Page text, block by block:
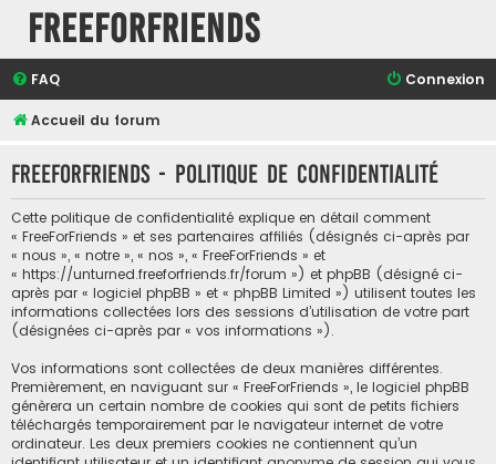
FreeForFriends
FAQ Connexion
Accueil du forum
FreeForFriends - Politique de confidentialité
Cette politique de confidentialité explique en détail comment
« FreeForFriends » et ses partenaires affiliés (désignés ci-après par
« nous », « notre », « nos », « FreeForFriends » et
« https://unturned.freeforfriends.fr/forum ») et phpBB (désigné ci-
après par « logiciel phpBB » et « phpBB Limited ») utilisent toutes les
informations collectées lors des sessions d’utilisation de votre part
(désignées ci-après par « vos informations »).
Vos informations sont collectées de deux manières différentes.
Premièrement, en naviguant sur « FreeForFriends », le logiciel phpBB
génèrera un certain nombre de cookies qui sont de petits fichiers
téléchargés temporairement par le navigateur internet de votre
ordinateur. Les deux premiers cookies ne contiennent qu’un